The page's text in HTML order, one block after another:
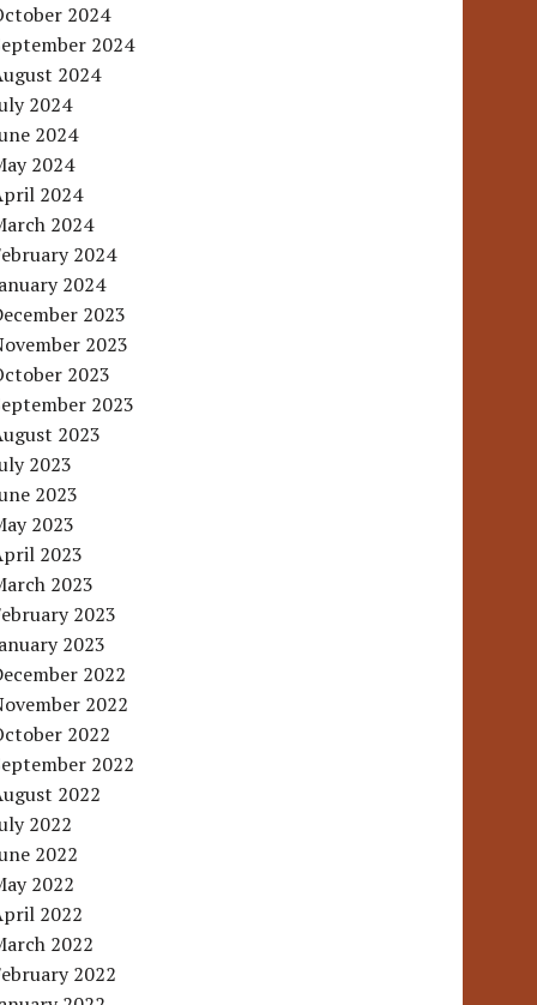
2024
2024
2024
2024
2024
2024
2024
2024
2024
2024
2023
2023
2023
2023
2023
2023
2023
2023
2023
2023
2023
2023
2022
2022
2022
2022
2022
2022
2022
2022
2022
2022
2022